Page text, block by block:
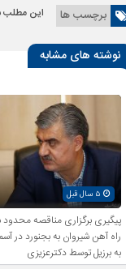
برچسب ها این مطلب
نوشته های مشابه
پیگیری برگزاری مناقصه
راه آهن شیروان به بجنورد در
به برزیل توسط دکترعزیزی